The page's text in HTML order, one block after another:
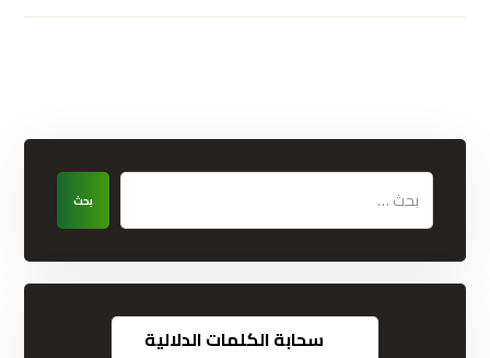
بحث
سحابة الكلمات الدلالية